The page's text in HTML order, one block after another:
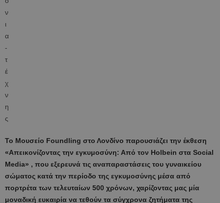
Το Μουσείο Foundling στο Λονδίνο παρουσιάζει την έκθεση
«Απεικονίζοντας την εγκυμοσύνη: Από τον Holbein στα Social
Media» , που εξερευνά τις αναπαραστάσεις του γυναικείου
σώματος κατά την περίοδο της εγκυμοσύνης μέσα από
πορτρέτα των τελευταίων 500 χρόνων, χαρίζοντας μας μία
μοναδική ευκαιρία να τεθούν τα σύγχρονα ζητήματα της